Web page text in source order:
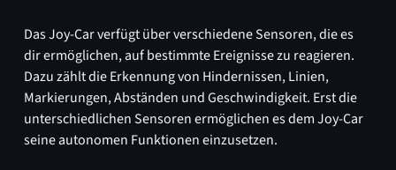
Das Joy-Car verfügt über verschiedene Sensoren, die es
dir ermöglichen, auf bestimmte Ereignisse zu reagieren.
Dazu zählt die Erkennung von Hindernissen, Linien,
Markierungen, Abständen und Geschwindigkeit. Erst die
unterschiedlichen Sensoren ermöglichen es dem Joy-Car
seine autonomen Funktionen einzusetzen.